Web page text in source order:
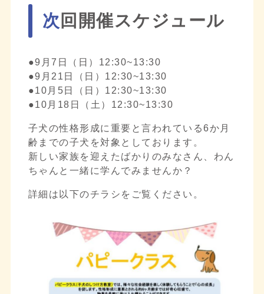
次回開催スケジュール
●9月7日（日）12:30~13:30
●9月21日（日）12:30~13:30
●10月5日（日）12:30~13:30
●10月18日（土）12:30~13:30
子犬の性格形成に重要と言われている6か月
齢までの子犬を対象としております。
新しい家族を迎えたばかりのみなさん、わん
ちゃんと一緒に学んでみませんか？
詳細は以下のチラシをご覧ください。